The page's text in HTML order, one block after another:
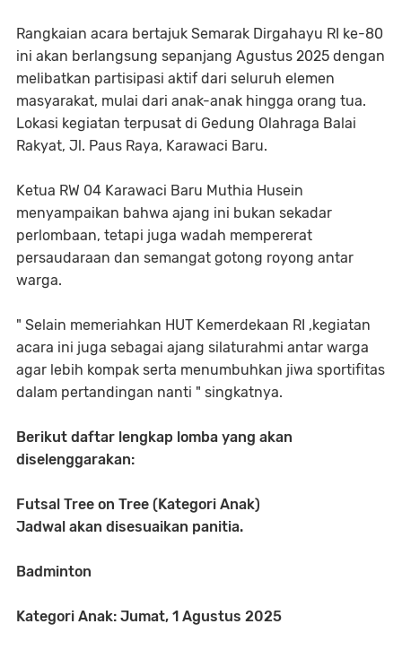
Rangkaian acara bertajuk Semarak Dirgahayu RI ke-80
ini akan berlangsung sepanjang Agustus 2025 dengan
melibatkan partisipasi aktif dari seluruh elemen
masyarakat, mulai dari anak-anak hingga orang tua.
Lokasi kegiatan terpusat di Gedung Olahraga Balai
Rakyat, Jl. Paus Raya, Karawaci Baru.
Ketua RW 04 Karawaci Baru Muthia Husein
menyampaikan bahwa ajang ini bukan sekadar
perlombaan, tetapi juga wadah mempererat
persaudaraan dan semangat gotong royong antar
warga.
" Selain memeriahkan HUT Kemerdekaan RI ,kegiatan
acara ini juga sebagai ajang silaturahmi antar warga
agar lebih kompak serta menumbuhkan jiwa sportifitas
dalam pertandingan nanti " singkatnya.
Berikut daftar lengkap lomba yang akan
diselenggarakan:
Futsal Tree on Tree (Kategori Anak)
Jadwal akan disesuaikan panitia.
Badminton
Kategori Anak: Jumat, 1 Agustus 2025